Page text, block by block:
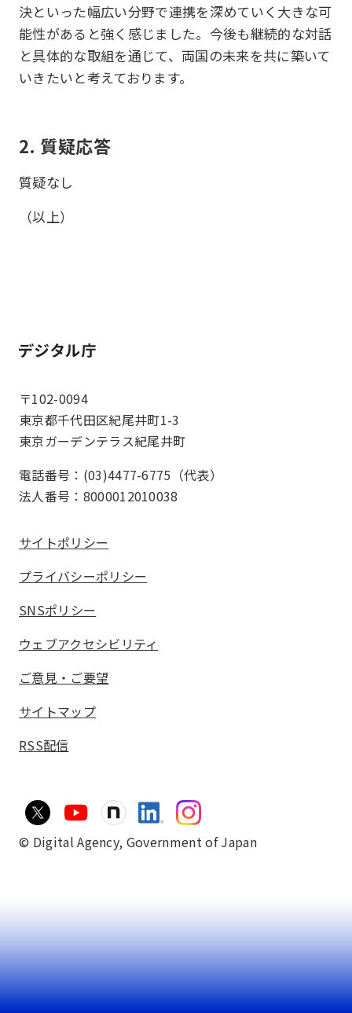
決といった幅広い分野で連携を深めていく大きな可
能性があると強く感じました。今後も継続的な対話
と具体的な取組を通じて、両国の未来を共に築いて
いきたいと考えております。
2. 質疑応答
質疑なし
（以上）
ホーム
〒102-0094
東京都千代田区紀尾井町1-3
東京ガーデンテラス紀尾井町
電話番号：(03)4477-6775（代表）
法人番号：8000012010038
サイトポリシー
プライバシーポリシー
SNSポリシー
ウェブアクセシビリティ
ご意見・ご要望
サイトマップ
RSS配信
© Digital Agency, Government of Japan